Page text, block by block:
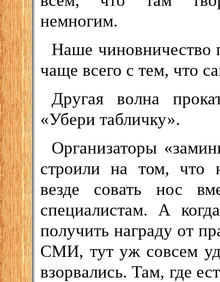
немногим.
Наше чиновничество
чаще всего с тем, что
Другая волна
«Убери табличку».
Организаторы
строили на том, что
везде совать нос
специалистам. А
получить награду от
СМИ, тут уж совсем
взорвались. Там, где